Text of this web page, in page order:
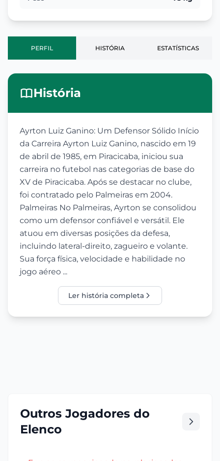
PERFIL HISTÓRIA ESTATÍSTICAS
História
Ayrton Luiz Ganino: Um Defensor Sólido Início
da Carreira Ayrton Luiz Ganino, nascido em 19
de abril de 1985, em Piracicaba, iniciou sua
carreira no futebol nas categorias de base do
XV de Piracicaba. Após se destacar no clube,
foi contratado pelo Palmeiras em 2004.
Palmeiras No Palmeiras, Ayrton se consolidou
como um defensor confiável e versátil. Ele
atuou em diversas posições da defesa,
incluindo lateral-direito, zagueiro e volante.
Sua força física, velocidade e habilidade no
jogo aéreo ...
Ler história completa
Outros Jogadores do
Elenco